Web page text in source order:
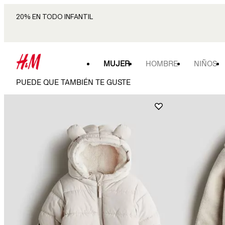
20% EN TODO INFANTIL
MUJER HOMBRE NIÑOS
PUEDE QUE TAMBIÉN TE GUSTE